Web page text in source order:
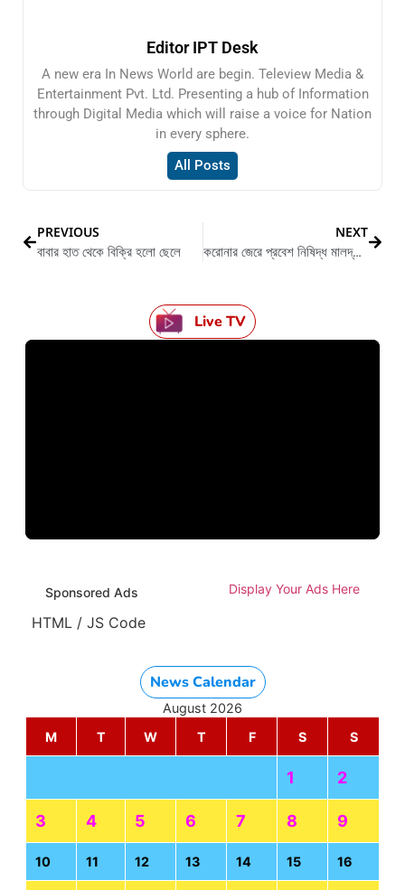
Editor IPT Desk
A new era In News World are begin. Teleview Media &
Entertainment Pvt. Ltd. Presenting a hub of Information
through Digital Media which will raise a voice for Nation
in every sphere.
All Posts
PREVIOUS
বাবার হাত থেকে বিক্রি হলো ছেলে
NEXT
করোনার জেরে প্রবেশ নিষিদ্ধ মালদ্বীপে
Live TV
Sponsored Ads Display Your Ads Here
HTML / JS Code
News Calendar
August 2026
M
T W T F S S
1 2
3 4 5 6 7 8 9
10 11 12 13 14 15 16